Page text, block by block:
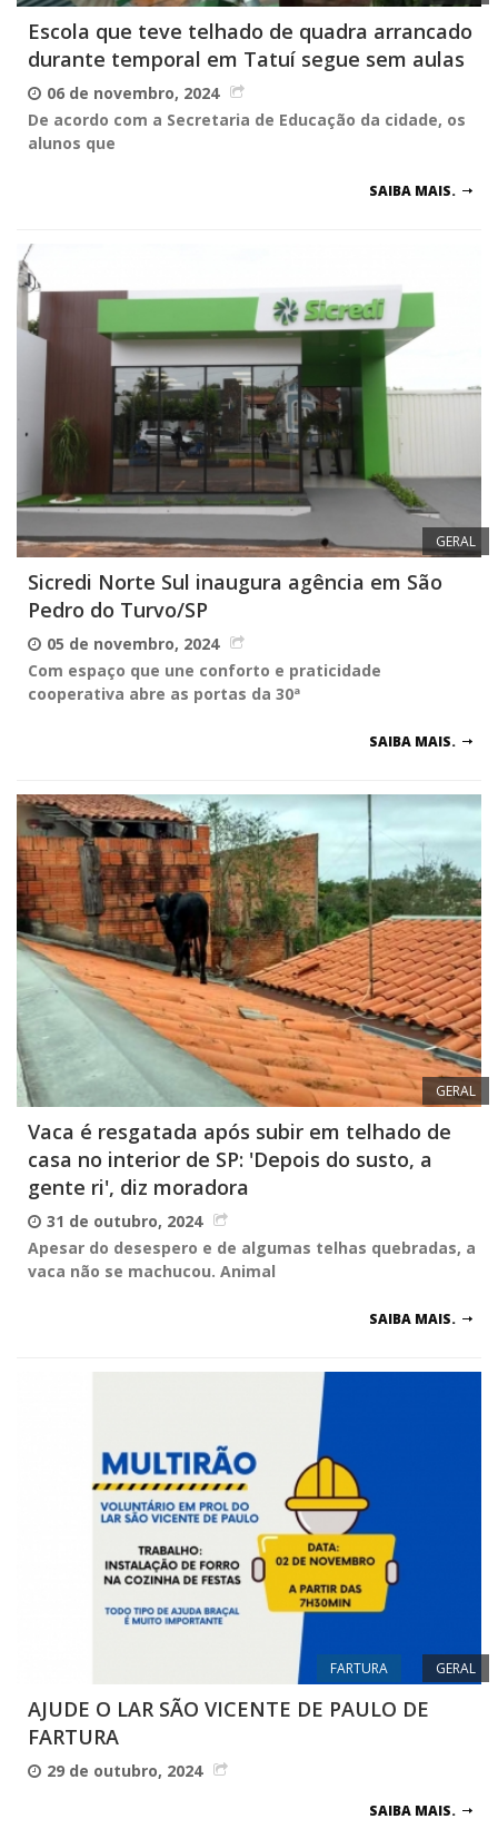
Escola que teve telhado de quadra arrancado
durante temporal em Tatuí segue sem aulas
06 de novembro, 2024
De acordo com a Secretaria de Educação da cidade, os
alunos que
SAIBA MAIS.
GERAL
Sicredi Norte Sul inaugura agência em São
Pedro do Turvo/SP
05 de novembro, 2024
Com espaço que une conforto e praticidade
cooperativa abre as portas da 30ª
SAIBA MAIS.
GERAL
Vaca é resgatada após subir em telhado de
casa no interior de SP: 'Depois do susto, a
gente ri', diz moradora
31 de outubro, 2024
Apesar do desespero e de algumas telhas quebradas, a
vaca não se machucou. Animal
SAIBA MAIS.
FARTURA GERAL
AJUDE O LAR SÃO VICENTE DE PAULO DE
FARTURA
29 de outubro, 2024
SAIBA MAIS.